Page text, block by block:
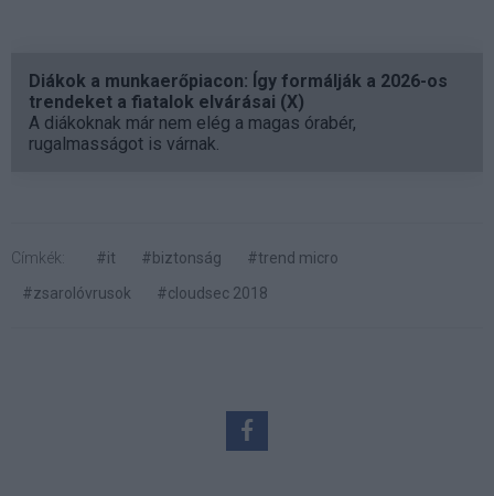
Diákok a munkaerőpiacon: Így formálják a 2026-os
trendeket a fiatalok elvárásai (X)
A diákoknak már nem elég a magas órabér,
rugalmasságot is várnak.
Címkék: #it #biztonság
#trend micro
#zsarolóvrusok
#cloudsec 2018